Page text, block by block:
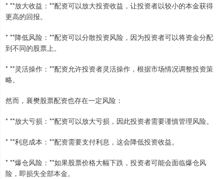
* **放大收益：**配资可以放大投资收益，让投资者以较小的本金获得
更高的回报。
* **降低风险：**配资可以分散投资风险，因为投资者可以将资金分配
到不同的股票上。
* **灵活操作：**配资允许投资者灵活操作，根据市场情况调整投资策
略。
然而，襄樊股票配资也存在一定风险：
* **放大亏损：**配资可以放大亏损，因此投资者需要谨慎管理风险。
* **利息成本：**配资需要支付利息，这会降低投资收益。
* **爆仓风险：**如果股票价格大幅下跌，投资者可能会面临爆仓风
险，即损失全部本金。